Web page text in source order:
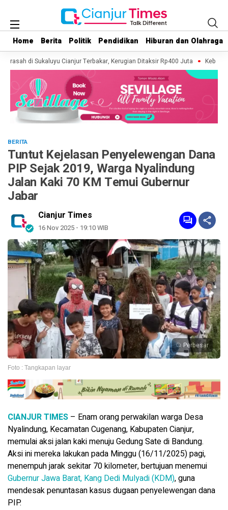
Home Berita Politik Pendidikan Hiburan dan Olahraga
Home Berita Politik Pendidikan Hiburan dan Olahraga
di Sukaluyu Cianjur Terbakar, Kerugian Ditaksir Rp400 Juta
BERITA
Tuntut Kejelasan Penyelewengan Dana
PIP Sejak 2019, Warga Nyalindung
Jalan Kaki 70 KM Temui Gubernur
Jabar
Cianjur Times
16 Nov 2025 - 19:10 WIB
Perbesar
Foto : Tangkapan layar
CIANJUR TIMES – Enam orang perwakilan warga Desa
Nyalindung, Kecamatan Cugenang, Kabupaten Cianjur,
memulai aksi jalan kaki menuju Gedung Sate di Bandung.
Aksi ini mereka lakukan pada Minggu (16/11/2025) pagi,
menempuh jarak sekitar 70 kilometer, bertujuan menemui
Gubernur Jawa Barat, Kang Dedi Mulyadi (KDM), guna
mendesak penuntasan kasus dugaan penyelewengan dana
PIP.